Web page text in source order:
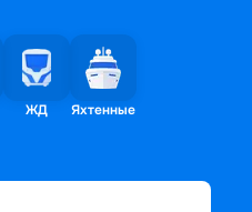
ЖД Яхтенные